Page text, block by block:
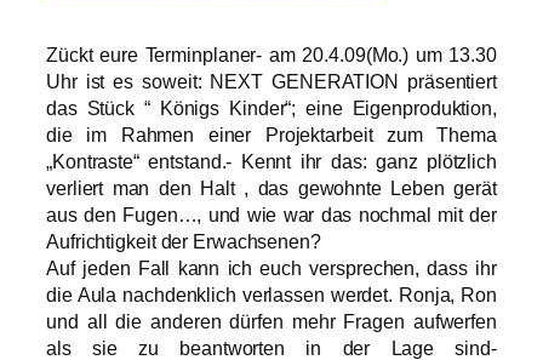
Zückt eure Terminplaner- am 20.4.09(Mo.) um 13.30
Uhr ist es soweit: NEXT GENERATION präsentiert
das Stück “ Königs Kinder“; eine Eigenproduktion,
die im Rahmen einer Projektarbeit zum Thema
„Kontraste“ entstand.- Kennt ihr das: ganz plötzlich
verliert man den Halt , das gewohnte Leben gerät
aus den Fugen…, und wie war das nochmal mit der
Aufrichtigkeit der Erwachsenen?
Auf jeden Fall kann ich euch versprechen, dass ihr
die Aula nachdenklich verlassen werdet. Ronja, Ron
und all die anderen dürfen mehr Fragen aufwerfen
als sie zu beantworten in der Lage sind-